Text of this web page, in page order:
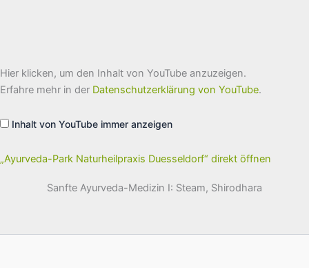
„Ayurveda-
Park
Naturheilpraxis
YouTube
anzeigen
Hier klicken, um den Inhalt von YouTube anzuzeigen.
Erfahre mehr in der Datenschutzerklärung von YouTube.
Inhalt von YouTube immer anzeigen
„Ayurveda-Park Naturheilpraxis Duesseldorf“ direkt öffnen
Sanfte Ayurveda-Medizin I: Steam, Shirodhara